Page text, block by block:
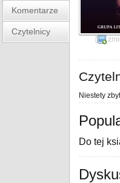
Komentarze
Czytelnicy
[
Niestety
Do tej